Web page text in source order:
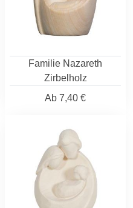
Familie Nazareth
Zirbelholz
Ab 7,40 €